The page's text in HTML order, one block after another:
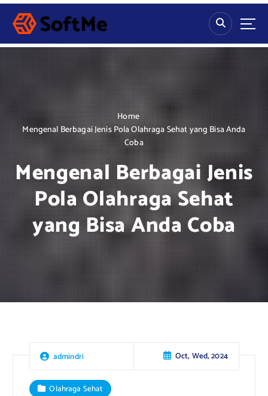
S
p
Home
Mengenal Berbagai Jenis Pola Olahraga Sehat yang Bisa Anda
Coba
Mengenal Berbagai Jenis
Pola Olahraga Sehat
yang Bisa Anda Coba
admindri Oct, Wed, 2024
Olahraga Sehat